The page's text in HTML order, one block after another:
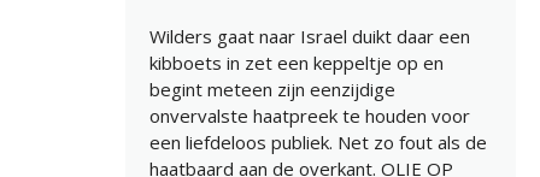
Wilders gaat naar Israel duikt daar een
kibboets in zet een keppeltje op en
begint meteen zijn eenzijdige
onvervalste haatpreek te houden voor
een liefdeloos publiek. Net zo fout als de
haatbaard aan de overkant. OLIE OP